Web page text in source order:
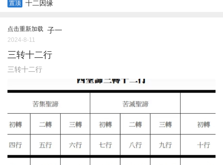
置顶 十二因缘
点击重新加载 子一
2024-8-11
三转十二行
三转十二行